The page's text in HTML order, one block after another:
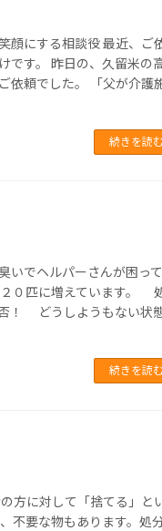
顔にする相談役 最近、ご
です。 昨日の、久留米の
依頼でした。 「父が介護
続きを読む
いでヘルパーさんが困っ
０匹に増えています。
！ どうしようもない状
続きを読む
方に対して「捨てる」と
不要な物もあります。処